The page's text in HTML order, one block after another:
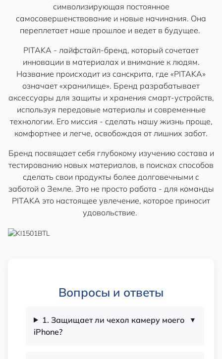
символизирующая постоянное
самосовершенствование и новые начинания. Она
переплетает наше прошлое и ведет в будущее.
PITAKA - лайфстайл-бренд, который сочетает
инновации в материалах и внимание к людям.
Название происходит из санскрита, где «PITAKA»
означает «хранилище». Бренд разрабатывает
аксессуары для защиты и хранения смарт-устройств,
используя передовые материалы и современные
технологии. Его миссия - сделать нашу жизнь проще,
комфортнее и легче, освобождая от лишних забот.
Бренд посвящает себя глубокому изучению состава и
тестированию новых материалов, в поисках способов
сделать свои продукты более долговечными с
заботой о Земле. Это не просто работа - для команды
PITAKA это настоящее увлечение, которое приносит
удовольствие.
Вопросы и ответы
1. Защищает ли чехол камеру моего
iPhone?